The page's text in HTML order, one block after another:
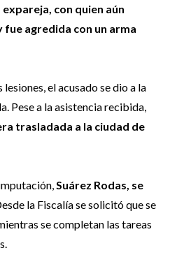
con quien aún
agredida con un arma
el acusado se dio a la
Pese a la asistencia recibida,
trasladada a la ciudad de
Suárez Rodas, se
la Fiscalía se solicitó que se
se completan las tareas